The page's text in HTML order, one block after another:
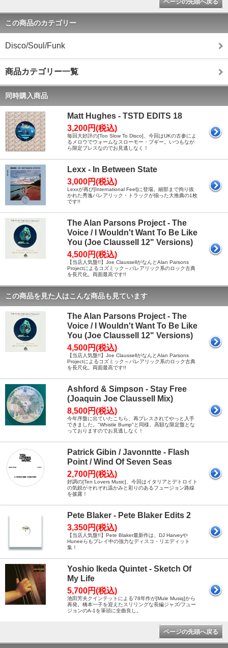
この商品のカテゴリー
Disco/Soul/Funk
商品カテゴリー一覧
同時購入商品
Matt Hughes - TSTD EDITS 18
3,200円(税込)
毎回大好評の[Too Slow To Disco]、今回はUKの古参によ
るメロウでウォームなスローモー・ブギー。いつもなが
ら限定プレスなのでお見逃しなく！
Lexx - In Between State
3,000円(税込)
Lexxが再び[International Feel]に登場。細部まで拘り抜
かれた秀逸バレアリック・トラックが揃った大推薦の1枚
です!!
The Alan Parsons Project - The
Voice / I Wouldn't Want To Be Like
You (Joe Claussell 12" Versions)
4,500円(税込)
【当店人気盤!!】Joe ClaussellがなんとAlan Parsons
Projectによるコズミック～バレアリック系のロック古典
を長尺化。両面最高です!!
この商品を見た人はこんな商品も見ています
The Alan Parsons Project - The
Voice / I Wouldn't Want To Be Like
You (Joe Claussell 12" Versions)
4,500円(税込)
【当店人気盤!!】Joe ClaussellがなんとAlan Parsons
Projectによるコズミック～バレアリック系のロック古典
を長尺化。両面最高です!!
Ashford & Simpson - Stay Free
(Joaquin Joe Claussell Mix)
8,500円(税込)
今年序盤に出ていたこちら、再プレスされてやっと入手
できました。"Whistle Bump"と同様、高額な限定盤とな
っておりますのでお見逃しなく！
Patrick Gibin / Javonntte - Flash
Point / Wind Of Seven Seas
2,700円(税込)
好調の[Ten Lovers Music]、今回はイタリアとデトロイト
の気鋭がそれぞれ温かみと彩りのあるフュージョン路線
を披露！
Pete Blaker - Pete Blaker Edits 2
3,350円(税込)
【当店人気盤!!】Pete Blaker最新作は、DJ Harveyや
Huneeらもプレイ中の強力なディスコ・リエディット
集！
Yoshio Ikeda Quintet - Sketch Of
My Life
5,700円(税込)
池田芳夫クインテットによる'78年作が[Mule Musiq]から
再発。橋本一子を迎えたスリリングな長編ジャズ/フュー
ジョンのA-1を筆頭に全曲良し。
ページの先頭へ戻る